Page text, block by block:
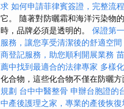
求 如何申請菲律賓簽證，完整流
它。 隨著對防曬霜和海洋污染物
時，品牌必須是透明的。 保證第
服務，讓您享受清潔後的舒適空間
商登記服務，助您順利開展業務
薦中找到最適合的法律專家 多樣
化合物，這些化合物不僅在防曬
規劃 台中中醫整骨 申辦台胞證的
中產後護理之家，專業的產後恢復